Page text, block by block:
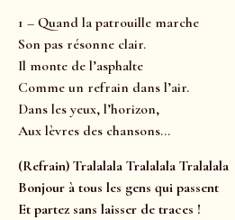
1 – Quand la patrouille marche
Son pas résonne clair.
Il monte de l’asphalte
Comme un refrain dans l’air.
Dans les yeux, l’horizon,
Aux lèvres des chansons…
(Refrain) Tralalala Tralalala Tralalala
Bonjour à tous les gens qui passent
Et partez sans laisser de traces !